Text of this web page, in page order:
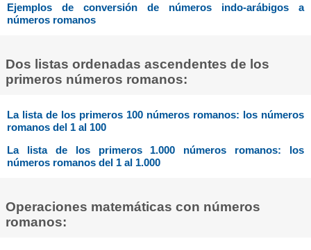
Ejemplos de conversión de números indo-arábigos a
números romanos
Dos listas ordenadas ascendentes de los
primeros números romanos:
La lista de los primeros 100 números romanos: los números
romanos del 1 al 100
La lista de los primeros 1.000 números romanos: los
números romanos del 1 al 1.000
Operaciones matemáticas con números
romanos: